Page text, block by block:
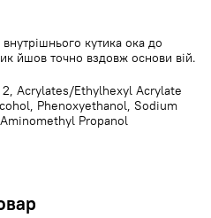
кутика ока до
йшов точно вздовж основи вій.
Acrylates/Ethylhexyl Acrylate
Phenoxyethanol, Sodium
Propanol